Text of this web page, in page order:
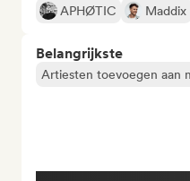
APHØTIC
Maddix
Belangrijkste
Artiesten toevoegen aan